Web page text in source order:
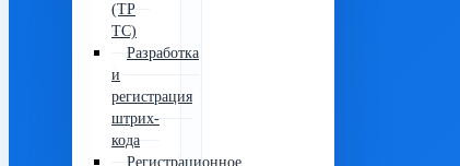
(ТР
ТС)
Разработка
и
регистрация
штрих-
кода
Регистрационное